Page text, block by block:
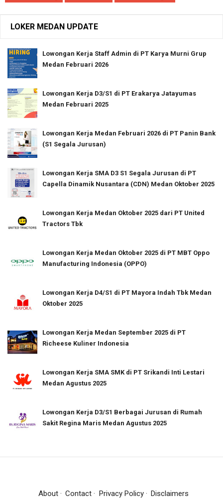
LOKER MEDAN UPDATE
Lowongan Kerja Staff Admin di PT Karya Murni Grup
Medan Februari 2026
Lowongan Kerja D3/S1 di PT Erakarya Jatayumas
Medan Februari 2025
Lowongan Kerja Medan Februari 2026 di PT Panin Bank
(S1 Segala Jurusan)
Lowongan Kerja SMA D3 S1 Segala Jurusan di PT
Capella Dinamik Nusantara (CDN) Medan Oktober 2025
Lowongan Kerja Medan Oktober 2025 dari PT United
Tractors Tbk
Lowongan Kerja Medan Oktober 2025 di PT MBT Oppo
Manufacturing Indonesia (OPPO)
Lowongan Kerja D4/S1 di PT Mayora Indah Tbk Medan
Oktober 2025
Lowongan Kerja Medan September 2025 di PT
Richeese Kuliner Indonesia
Lowongan Kerja SMA SMK di PT Srikandi Inti Lestari
Medan Agustus 2025
Lowongan Kerja D3/S1 Berbagai Jurusan di Rumah
Sakit Regina Maris Medan Agustus 2025
About Contact Privacy Policy Disclaimers